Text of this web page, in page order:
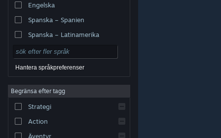
varumärken tillhör respektive ägare i USA och andra
Tillgänglighet
Återbetalningar|
Engelska
Spanska – Spanien
Spanska – Latinamerika
Hantera språkpreferenser
Begränsa efter tagg
Strategi
Action
Äventyr